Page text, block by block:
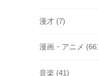
漫才 (7)
漫画・アニメ
音楽 (41)